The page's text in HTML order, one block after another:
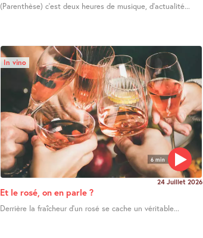
(Parenthèse) c’est deux heures de musique, d’actualité...
6 min
In vino
24 Juillet 2026
Et le rosé, on en parle ?
Derrière la fraîcheur d’un rosé se cache un véritable...